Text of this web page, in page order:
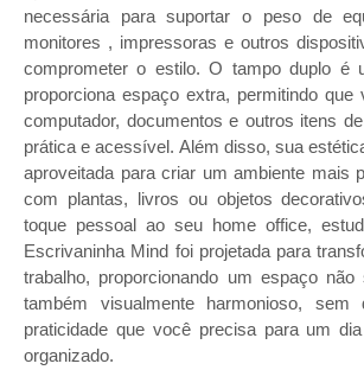
necessária para suportar o peso de
monitores , impressoras e outros
comprometer o estilo. O tampo duplo é
proporciona espaço extra, permitindo que
computador, documentos e outros itens
prática e acessível. Além disso, sua
aproveitada para criar um ambiente mais
com plantas, livros ou objetos
toque pessoal ao seu home office,
Escrivaninha Mind foi projetada para
trabalho, proporcionando um espaço
também visualmente harmonioso,
praticidade que você precisa para um
organizado.